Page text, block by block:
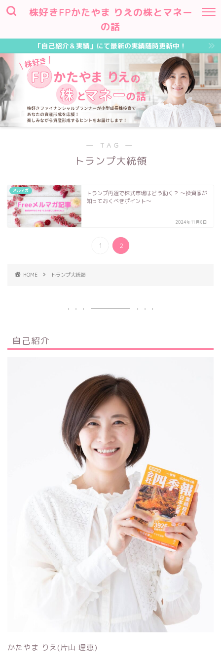
株好きFPかたやま りえの株とマネー
の話
「自己紹介＆実績」にて最新の実績随時更新中！
― TAG ―
トランプ大統領
メルマガ
トランプ再選で株式市場はどう動く？ ～投資家が
知っておくべきポイント～
2024年11月8日
1 2
HOME トランプ大統領
自己紹介
かたやま りえ(片山 理恵)